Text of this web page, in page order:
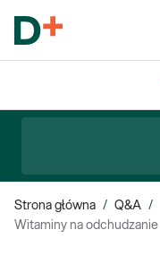
Strona główna / Q&A /
Witaminy na